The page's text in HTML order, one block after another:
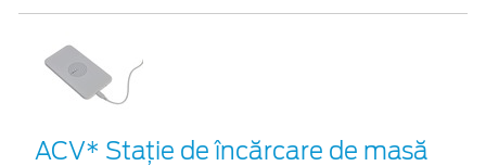
ACV* Stație de încărcare de masă